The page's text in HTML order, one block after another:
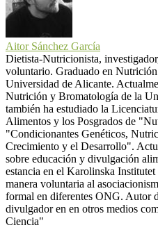
Aitor Sánchez García
Dietista-Nutricionista,
voluntario. Graduado en
Universidad de Alicante.
Nutrición y Bromatología de la
también ha estudiado la
Alimentos y los Posgrados de
"Condicionantes Genéticos,
Crecimiento y el Desarrollo".
sobre educación y divulgación
estancia en el Karolinska
manera voluntaria al
formal en diferentes ONG. Autor
divulgador en en otros medios
Ciencia"